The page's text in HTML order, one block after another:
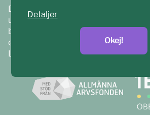
Ditt ECPAT har tagits fram
unga. Vi är en del av ECPAT Sverige –
barnrättsorganisation som arbetar
exploatering av barn.
Läs mer på
ecpat.se
Detaljer
Okej!